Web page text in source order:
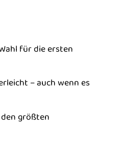
für die ersten
– auch wenn es
größten